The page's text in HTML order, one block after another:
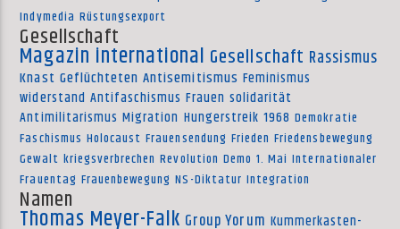
Indymedia Rüstungsexport
Gesellschaft
Magazin international Gesellschaft Rassismus
Knast Geflüchteten Antisemitismus Feminismus
widerstand Antifaschismus Frauen solidarität
Antimilitarismus Migration Hungerstreik 1968 Demokratie
Faschismus Holocaust Frauensendung Frieden Friedensbewegung
Gewalt kriegsverbrechen Revolution Demo 1. Mai Internationaler
Frauentag Frauenbewegung NS-Diktatur Integration
Namen
Thomas Meyer-Falk Group Yorum Kummerkasten-